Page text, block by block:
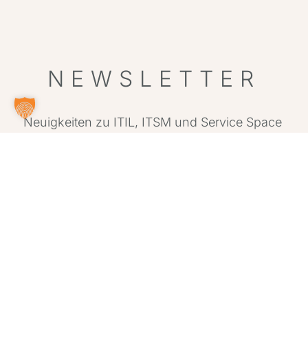
NEWSLETTER
Neuigkeiten zu ITIL, ITSM und Service Space